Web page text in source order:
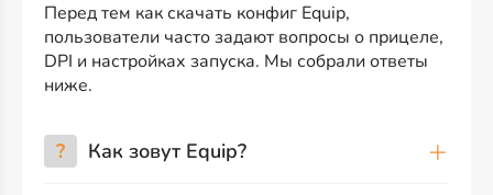
Перед тем как скачать конфиг Equip,
пользователи часто задают вопросы о прицеле,
DPI и настройках запуска. Мы собрали ответы
ниже.
? Как зовут Equip?